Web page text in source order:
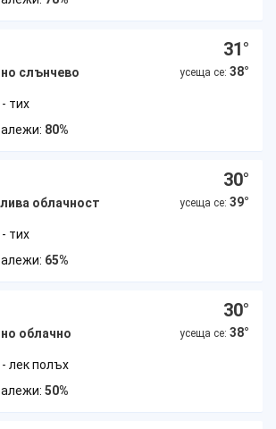
слънчево
31°
усеща се: 38°
- тих
80%
облачност
30°
усеща се: 39°
- тих
65%
облачно
30°
усеща се: 38°
- лек полъх
50%